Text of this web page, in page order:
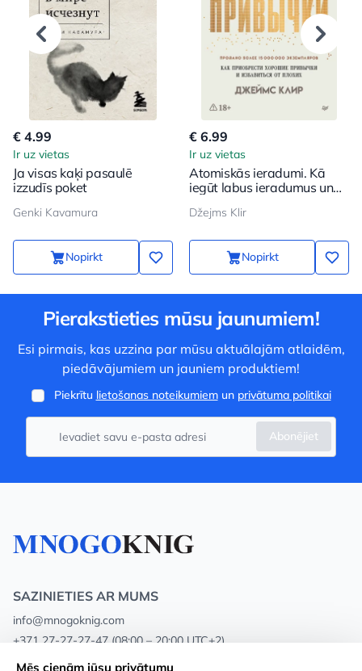
€ 4.99
Ir uz vietas
Ja visas kaķi pasaulē
izzudīs poket
Genki Kavamura
Nopirkt
€ 6.99
Ir uz vietas
Atomiskās ieradumi. Kā
iegūt labus ieradumus un
Džejms Klir
Nopirkt
Pierakstieties mūsu jaunumiem!
Esi pirmais, kas uzzina par mūsu aktuālajām atlaidēm,
piedāvājumiem un jauniem produktiem!
Piekrītu lietošanas noteikumiemun privātuma politikai
Abonējiet
SAZINIETIES AR MUMS
info@mnogoknig.com
+371 27-27-27-47 (08:00 – 20:00 UTC+2)
Rīga, Augusta Deglava 69d, LV-1082
Mēs cienām jūsu privātumu